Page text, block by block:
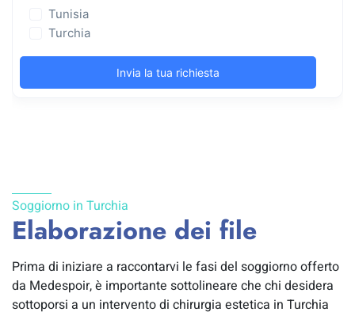
Soggiorno in Turchia
Elaborazione dei file
Prima di iniziare a raccontarvi le fasi del soggiorno offerto
da Medespoir, è importante sottolineare che chi desidera
sottoporsi a un intervento di chirurgia estetica in Turchia